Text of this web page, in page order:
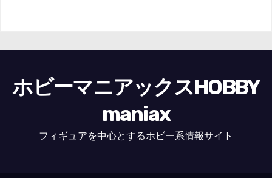
ホビーマニアックスHOBBY
maniax
フィギュアを中心とするホビー系情報サイト